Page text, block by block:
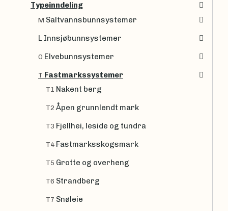
Typeinndeling
M Saltvannsbunnsystemer
L Innsjøbunnsystemer
O Elvebunnsystemer
T Fastmarkssystemer
T1 Nakent berg
T2Åpen grunnlendt mark
T3 Fjellhei, leside og tundra
T4 Fastmarksskogsmark
T5 Grotte og overheng
T6 Strandberg
T7 Snøleie